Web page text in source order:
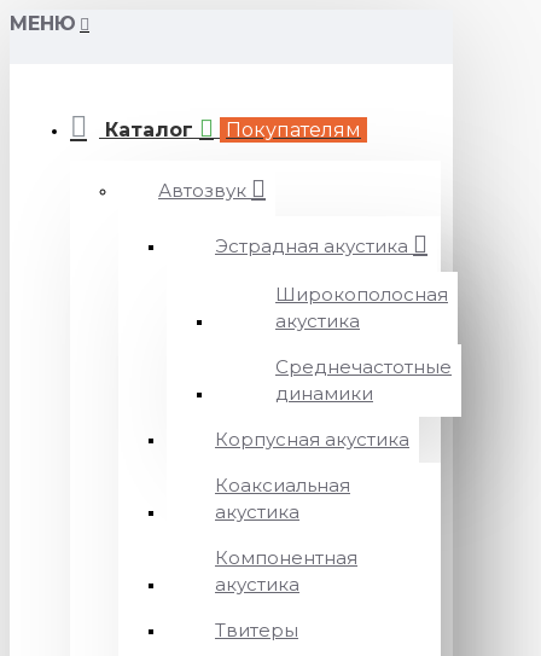
МЕНЮ
Каталог Покупателям
Автозвук
Эстрадная акустика
Широкополосная
акустика
Среднечастотные
динамики
Корпусная акустика
Коаксиальная
акустика
Компонентная
акустика
Твитеры